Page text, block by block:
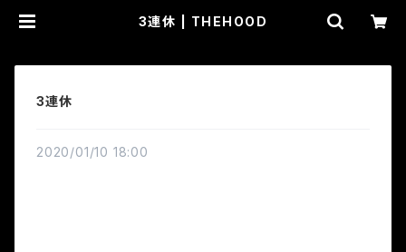
3連休 | THEHOOD
3連休
2020/01/10 18:00